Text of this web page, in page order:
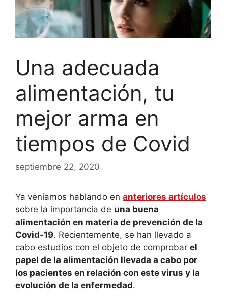
Una adecuada
alimentación, tu
mejor arma en
tiempos de Covid
septiembre 22, 2020
Ya veníamos hablando en anteriores artículos
sobre la importancia de una buena
alimentación en materia de prevención de la
Covid-19. Recientemente, se han llevado a
cabo estudios con el objeto de comprobar el
papel de la alimentación llevada a cabo por
los pacientes en relación con este virus y la
evolución de la enfermedad.